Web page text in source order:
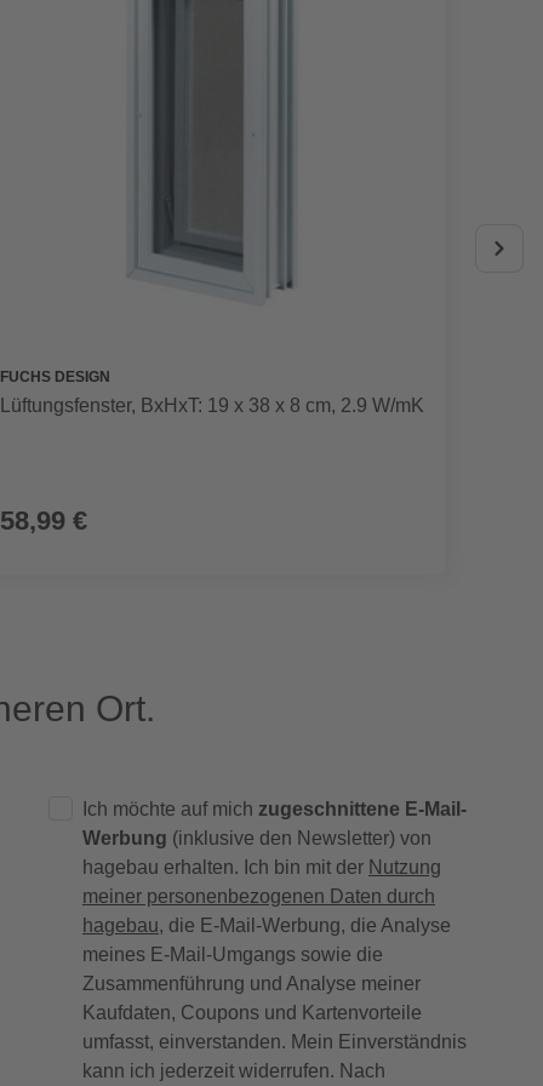
FUCHS DESIGN
Lüftungsfenster, BxHxT: 19 x 38 x 8 cm, 2.9 W/mK
58,99 €
Ort.
Ich möchte auf mich zugeschnittene E-Mail-
Werbung (inklusive den Newsletter) von
hagebau erhalten. Ich bin mit der Nutzung
meiner personenbezogenen Daten durch
hagebau, die E-Mail-Werbung, die Analyse
meines E-Mail-Umgangs sowie die
Zusammenführung und Analyse meiner
Kaufdaten, Coupons und Kartenvorteile
umfasst, einverstanden. Mein Einverständnis
kann ich jederzeit widerrufen. Nach